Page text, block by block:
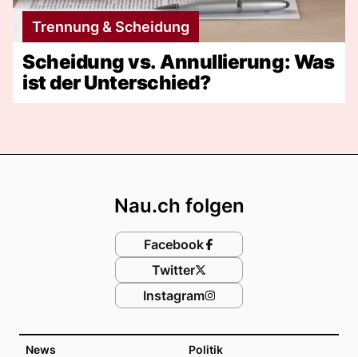
Trennung & Scheidung
Scheidung vs. Annullierung: Was
ist der Unterschied?
News Politik
Nau.ch folgen
Facebook
Twitter
Instagram